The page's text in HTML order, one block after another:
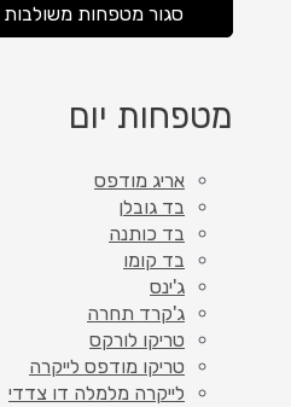
סגור מטפחות משולבות
מטפחות יום
אריג מודפס
בד גובלן
בד כותנה
בד קומו
ג'ינס
ג'קרד תחרה
טריקו לורקס
טריקו מודפס לייקרה
לייקרה מלמלה דו צדדי